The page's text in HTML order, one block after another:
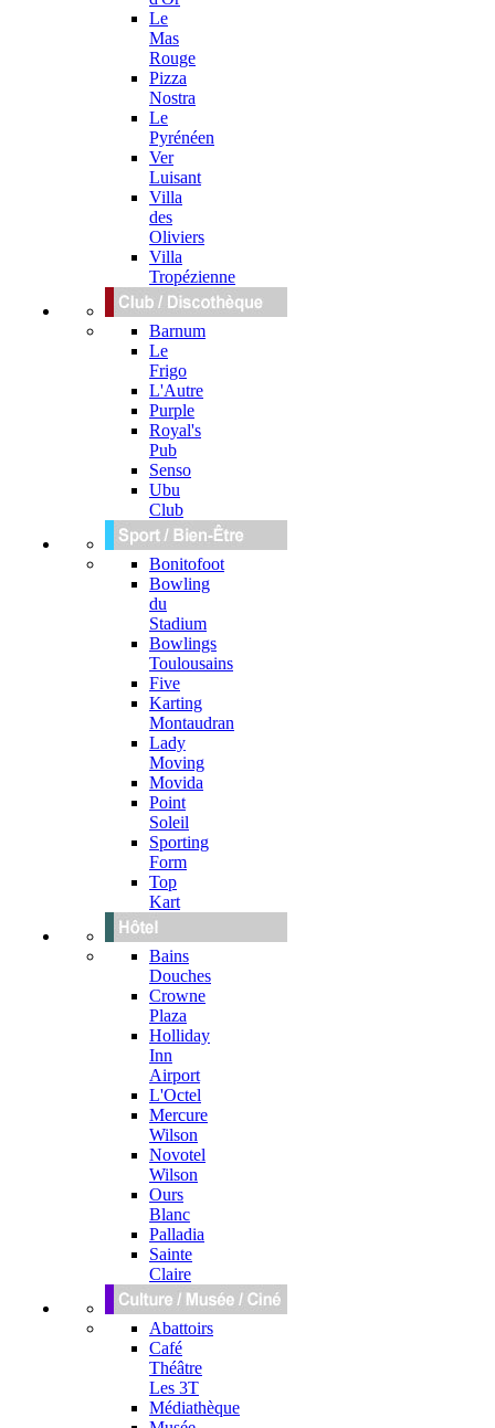
Le
Mas
Rouge
Pizza
Nostra
Le
Pyrénéen
Ver
Luisant
Villa
des
Oliviers
Villa
Tropézienne
Barnum
Le
Frigo
L'Autre
Purple
Royal's
Pub
Senso
Ubu
Club
Bonitofoot
Bowling
du
Stadium
Bowlings
Toulousains
Five
Karting
Montaudran
Lady
Moving
Movida
Point
Soleil
Sporting
Form
Top
Kart
Bains
Douches
Crowne
Plaza
Holliday
Inn
Airport
L'Octel
Mercure
Wilson
Novotel
Wilson
Ours
Blanc
Palladia
Sainte
Claire
Abattoirs
Café
Théâtre
Les 3T
Médiathèque